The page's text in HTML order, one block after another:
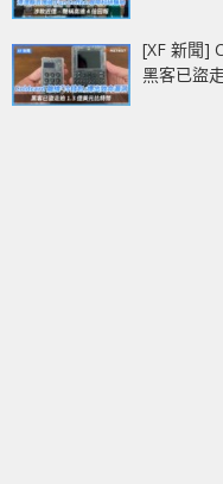
[XF 新聞]
黑客已盜